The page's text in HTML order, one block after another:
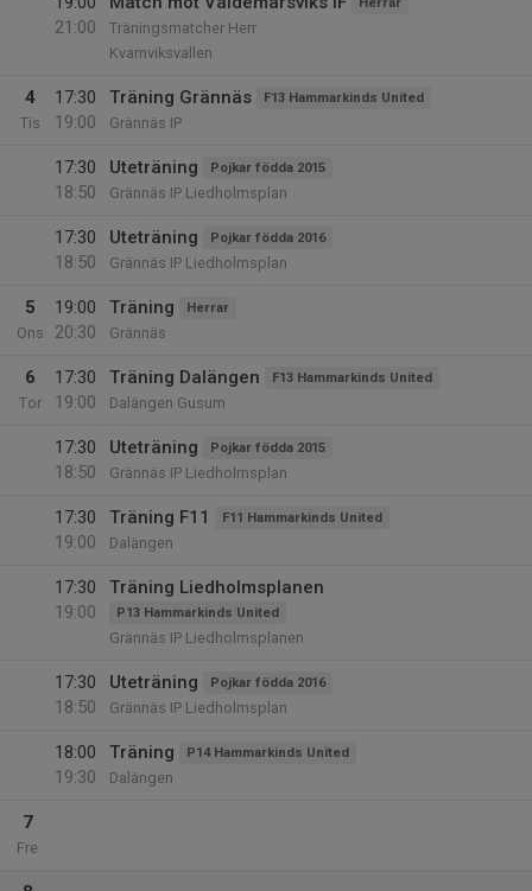
21:00
Träningsmatcher Herr
Kvarnviksvallen
4
Tis
17:30
19:00
Träning Grännäs F13 Hammarkinds United
Grännäs IP
17:30
18:50
Uteträning Pojkar födda 2015
Grännäs IP Liedholmsplan
17:30
18:50
Uteträning Pojkar födda 2016
Grännäs IP Liedholmsplan
5
Ons
19:00
20:30
Träning Herrar
Grännäs
6
Tor
17:30
19:00
Träning Dalängen F13 Hammarkinds United
Dalängen Gusum
17:30
18:50
Uteträning Pojkar födda 2015
Grännäs IP Liedholmsplan
17:30
19:00
Träning F11 F11 Hammarkinds United
Dalängen
17:30
19:00
Träning Liedholmsplanen
P13 Hammarkinds United
Grännäs IP Liedholmsplanen
17:30
18:50
Uteträning Pojkar födda 2016
Grännäs IP Liedholmsplan
18:00
19:30
Träning P14 Hammarkinds United
Dalängen
7
Fre